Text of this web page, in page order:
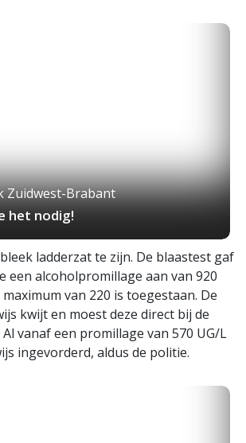
Zuidwest-Brabant
het nodig!
ladderzat te zijn. De blaastest gaf
een alcoholpromillage aan van 920
van 220 is toegestaan. De
kwijt en moest deze direct bij de
vanaf een promillage van 570 UG/L
ingevorderd, aldus de politie.